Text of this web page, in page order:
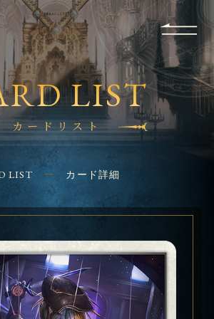
FOR
BEGINNERS
APPLICATION
LIST
カードリスト
LIST カード詳細